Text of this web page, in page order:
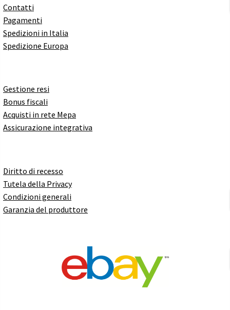
Contatti
Pagamenti
Spedizioni in Italia
Spedizione Europa
Gestione resi
Bonus fiscali
Acquisti in rete Mepa
Assicurazione integrativa
Diritto di recesso
Tutela della Privacy
Condizioni generali
Garanzia del produttore